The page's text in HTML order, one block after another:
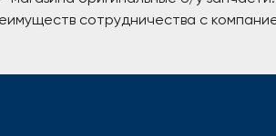
сотрудничества с